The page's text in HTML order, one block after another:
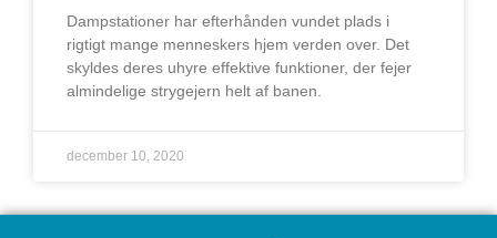
Dampstationer har efterhånden vundet plads i
rigtigt mange menneskers hjem verden over. Det
skyldes deres uhyre effektive funktioner, der fejer
almindelige strygejern helt af banen.
december 10, 2020